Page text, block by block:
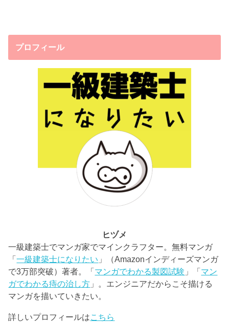
プロフィール
ヒヅメ
一級建築士でマンガ家でマインクラフター。無料マンガ
「一級建築士になりたい 」（Amazonインディーズマンガ
で3万部突破）著者。「マンガでわかる製図試験 」「マン
ガでわかる痔の治し方 」。エンジニアだからこそ描ける
マンガを描いていきたい。
詳しいプロフィールはこちら